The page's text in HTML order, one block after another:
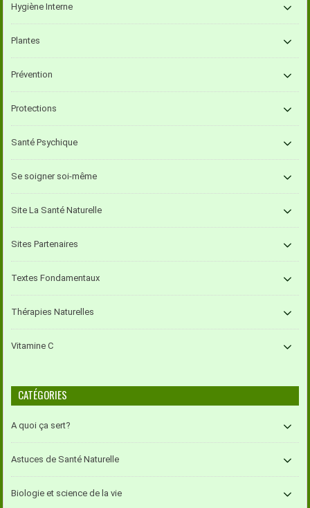
Hygiène Interne
Plantes
Prévention
Protections
Santé Psychique
Se soigner soi-même
Site La Santé Naturelle
Sites Partenaires
Textes Fondamentaux
Thérapies Naturelles
Vitamine C
CATÉGORIES
A quoi ça sert?
Astuces de Santé Naturelle
Biologie et science de la vie